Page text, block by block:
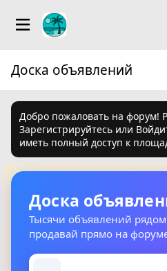
Доска объявлений
Добро пожаловать на форум!
Зарегистрируйтесь или
иметь полный доступ к
Доска
Тысячи объявлений
продавай прямо на